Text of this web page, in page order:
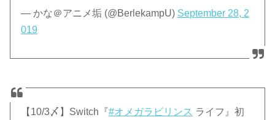
— かな＠アニメ垢 (@BerlekampU) September 28, 2
019
【10/3〆】Switch『#オメガラビリンス ライフ』初